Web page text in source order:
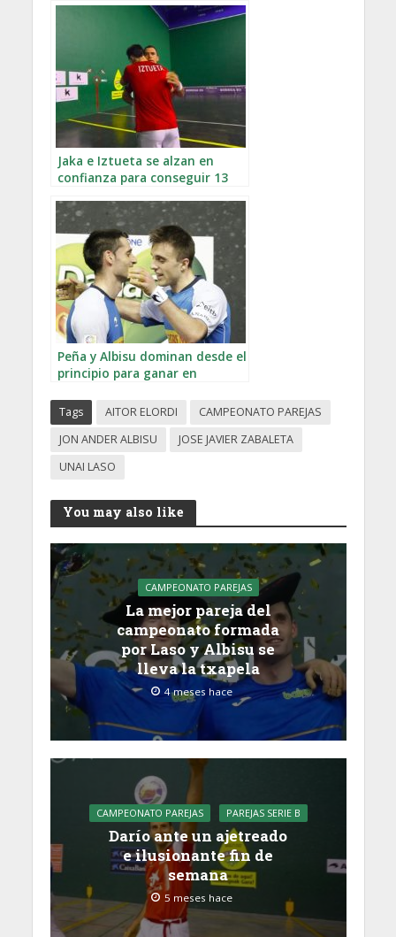
Jaka e Iztueta se alzan en
confianza para conseguir 13
semifinales del Parejas
Peña y Albisu dominan desde el
principio para ganar en
Tags AITOR ELORDI
CAMPEONATO PAREJAS
JON ANDER ALBISU
JOSE JAVIER ZABALETA
UNAI LASO
You may also like
CAMPEONATO PAREJAS
La mejor pareja del
campeonato formada
por Laso y Albisu se
lleva la txapela
4 meses hace
CAMPEONATO PAREJAS PAREJAS SERIE B
Darío ante un ajetreado
e ilusionante fin de
semana
5 meses hace